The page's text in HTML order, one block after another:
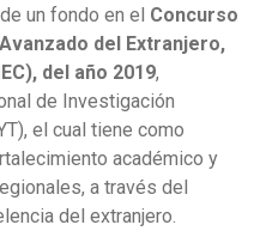
un fondo en el Concurso
del Extranjero,
del año 2019,
de Investigación
el cual tiene como
académico y
a través del
del extranjero.